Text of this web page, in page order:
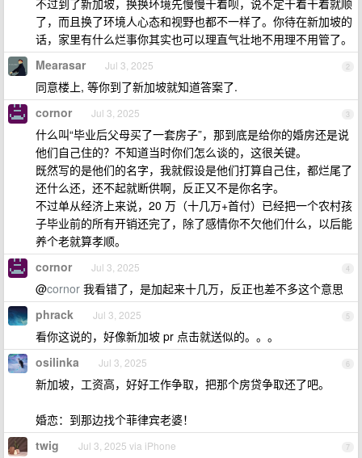
不过到了新加坡，换换环境先慢慢干着呗，说不定干着干着就顺
了，而且换了环境人心态和视野也都不一样了。你待在新加坡的
话，家里有什么烂事你其实也可以理直气壮地不用理不用管了。
2
Mearasar Jul 3, 2025
同意楼上, 等你到了新加坡就知道答案了.
3
cornor Jul 3, 2025
什么叫“毕业后父母买了一套房子”，那到底是给你的婚房还是说
他们自己住的？不知道当时你们怎么谈的，这很关键。
既然写的是他们的名字，我就假设是他们打算自己住，都烂尾了
还什么还，还不起就断供啊，反正又不是你名字。
不过单从经济上来说，20 万（十几万+首付）已经把一个农村孩
子毕业前的所有开销还完了，除了感情你不欠他们什么，以后能
养个老就算孝顺。
4
cornor Jul 3, 2025
@cornor 我看错了，是加起来十几万，反正也差不多这个意思
5
phrack Jul 3, 2025
看你这说的，好像新加坡 pr 点击就送似的。。。
6
osilinka Jul 3, 2025
新加坡，工资高，好好工作争取，把那个房贷争取还了吧。
婚恋：到那边找个菲律宾老婆！
7
twig Jul 3, 2025 via iPhone